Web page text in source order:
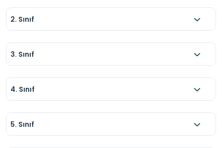
2. Sınıf
3. Sınıf
4. Sınıf
5. Sınıf